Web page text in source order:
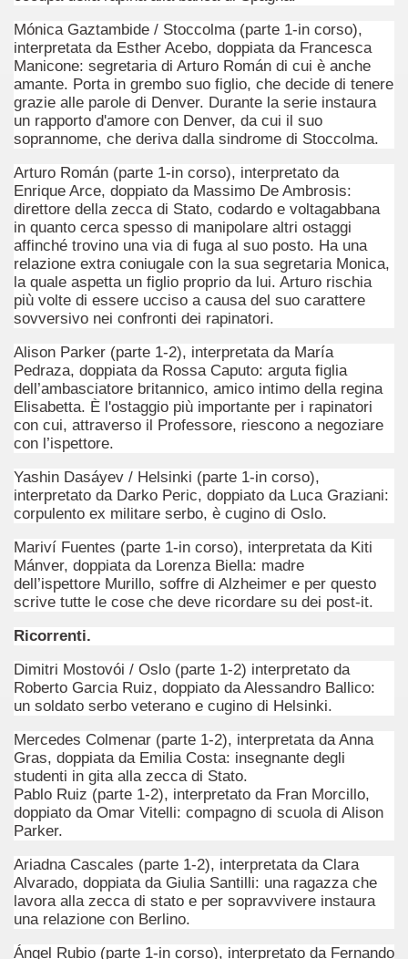
Mónica Gaztambide / Stoccolma (parte 1-in corso),
interpretata da Esther Acebo, doppiata da Francesca
Manicone: segretaria di Arturo Román di cui è anche
amante. Porta in grembo suo figlio, che decide di tenere
grazie alle parole di Denver. Durante la serie instaura
un rapporto d'amore con Denver, da cui il suo
soprannome, che deriva dalla sindrome di Stoccolma.
Arturo Román (parte 1-in corso), interpretato da
Enrique Arce, doppiato da Massimo De Ambrosis:
direttore della zecca di Stato, codardo e voltagabbana
in quanto cerca spesso di manipolare altri ostaggi
affinché trovino una via di fuga al suo posto. Ha una
relazione extra coniugale con la sua segretaria Monica,
la quale aspetta un figlio proprio da lui. Arturo rischia
più volte di essere ucciso a causa del suo carattere
sovversivo nei confronti dei rapinatori.
Alison Parker (parte 1-2), interpretata da María
Pedraza, doppiata da Rossa Caputo: arguta figlia
dell’ambasciatore britannico, amico intimo della regina
Elisabetta. È l'ostaggio più importante per i rapinatori
con cui, attraverso il Professore, riescono a negoziare
con l’ispettore.
Yashin Dasáyev / Helsinki (parte 1-in corso),
interpretato da Darko Peric, doppiato da Luca Graziani:
corpulento ex militare serbo, è cugino di Oslo.
Mariví Fuentes (parte 1-in corso), interpretata da Kiti
Mánver, doppiata da Lorenza Biella: madre
dell’ispettore Murillo, soffre di Alzheimer e per questo
scrive tutte le cose che deve ricordare su dei post-it.
Ricorrenti.
Dimitri Mostovói / Oslo (parte 1-2) interpretato da
Roberto Garcia Ruiz, doppiato da Alessandro Ballico:
un soldato serbo veterano e cugino di Helsinki.
Mercedes Colmenar (parte 1-2), interpretata da Anna
Gras, doppiata da Emilia Costa: insegnante degli
studenti in gita alla zecca di Stato.
Pablo Ruiz (parte 1-2), interpretato da Fran Morcillo,
doppiato da Omar Vitelli: compagno di scuola di Alison
Parker.
Ariadna Cascales (parte 1-2), interpretata da Clara
Alvarado, doppiata da Giulia Santilli: una ragazza che
lavora alla zecca di stato e per sopravvivere instaura
una relazione con Berlino.
Ángel Rubio (parte 1-in corso), interpretato da Fernando
il tempo più acquista valore.
travolgente dal finale immorale.
lucido ma appassionato su un periodo controverso.
amicizia.
Se Ti Piacciono nel mese di Settembre 2014.
Se Vi Piacciono nel mese di Diciembre 2014.
ha interpretato lo stile della commedia all'italiana.
un film molto particolare e originale, sfortunato al
Se Ti Piacciono nel mese di Gennaio 2015.
Se Ti Piacciono nel mese di Febbraio 2015.
un capolavoro cyberpunk.
esprime e incarna la riflessione storica di una
Se Ti Piacciono nel mese di Marzo 2015.